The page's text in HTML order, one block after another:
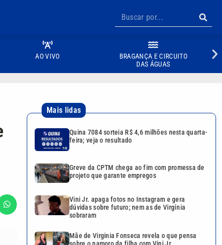
AO VIVO
BRAGANÇA E CIRCUITO
DAS ÁGUAS
Mais lidas
Quina 7084 sorteia R$ 4,6 milhões nesta quarta-
feira; veja o resultado
Greve da CPTM chega ao fim com promessa de
projeto que garante empregos
Vini Jr. apaga fotos no Instagram e gera
dúvidas sobre futuro; nem as de Virgínia
sobraram
Mãe de Virginia Fonseca revela o que pensa